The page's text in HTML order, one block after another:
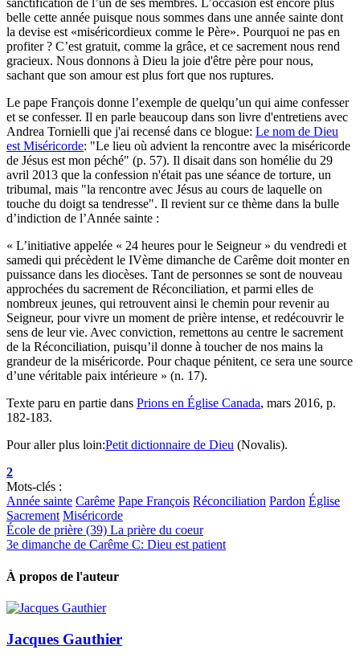
sanctification de l’un de ses membres. L’occasion est encore plus
belle cette année puisque nous sommes dans une année sainte dont
la devise est «miséricordieux comme le Père». Pourquoi ne pas en
profiter ? C’est gratuit, comme la grâce, et ce sacrement nous rend
gracieux. Nous donnons à Dieu la joie d'être père pour nous,
sachant que son amour est plus fort que nos ruptures.
Le pape François donne l’exemple de quelqu’un qui aime confesser
et se confesser. Il en parle beaucoup dans son livre d'entretiens avec
Andrea Tornielli que j'ai recensé dans ce blogue: Le nom de Dieu
est Miséricorde: "Le lieu où advient la rencontre avec la miséricorde
de Jésus est mon péché" (p. 57). Il disait dans son homélie du 29
avril 2013 que la confession n'était pas une séance de torture, un
tribumal, mais "la rencontre avec Jésus au cours de laquelle on
touche du doigt sa tendresse". Il revient sur ce thème dans la bulle
d’indiction de l’Année sainte :
« L’initiative appelée « 24 heures pour le Seigneur » du vendredi et
samedi qui précèdent le IVème dimanche de Carême doit monter en
puissance dans les diocèses. Tant de personnes se sont de nouveau
approchées du sacrement de Réconciliation, et parmi elles de
nombreux jeunes, qui retrouvent ainsi le chemin pour revenir au
Seigneur, pour vivre un moment de prière intense, et redécouvrir le
sens de leur vie. Avec conviction, remettons au centre le sacrement
de la Réconciliation, puisqu’il donne à toucher de nos mains la
grandeur de la miséricorde. Pour chaque pénitent, ce sera une source
d’une véritable paix intérieure » (n. 17).
Texte paru en partie dans Prions en Église Canada, mars 2016, p.
182-183.
Pour aller plus loin:Petit dictionnaire de Dieu (Novalis).
2
Mots-clés :
Année sainte Carême Pape François Réconciliation Pardon Église
Sacrement Miséricorde
École de prière (39) La prière du coeur
3e dimanche de Carême C: Dieu est patient
À propos de l'auteur
Jacques Gauthier